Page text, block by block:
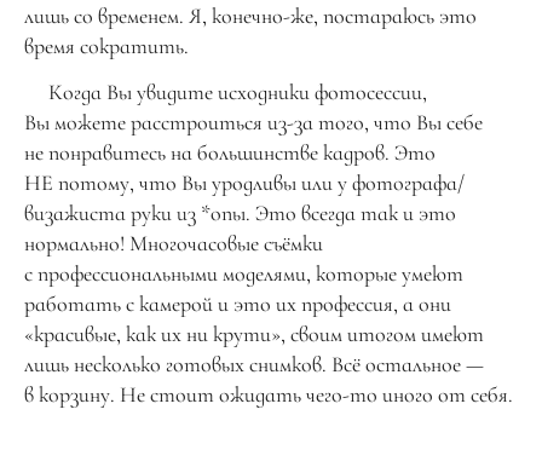
лишь со временем. Я, конечно-же, постараюсь это
время сократить.
Когда Вы увидите исходники фотосессии,
Вы можете расстроиться из-за того, что Вы себе
не понравитесь на большинстве кадров. Это
НЕ потому, что Вы уродливы или у фотографа/
визажиста руки из *опы. Это всегда так и это
нормально! Многочасовые съёмки
с профессиональными моделями, которые умеют
работать с камерой и это их профессия, а они
«красивые, как их ни крути», своим итогом имеют
лишь несколько готовых снимков. Всё остальное —
в корзину. Не стоит ожидать чего-то иного от себя.